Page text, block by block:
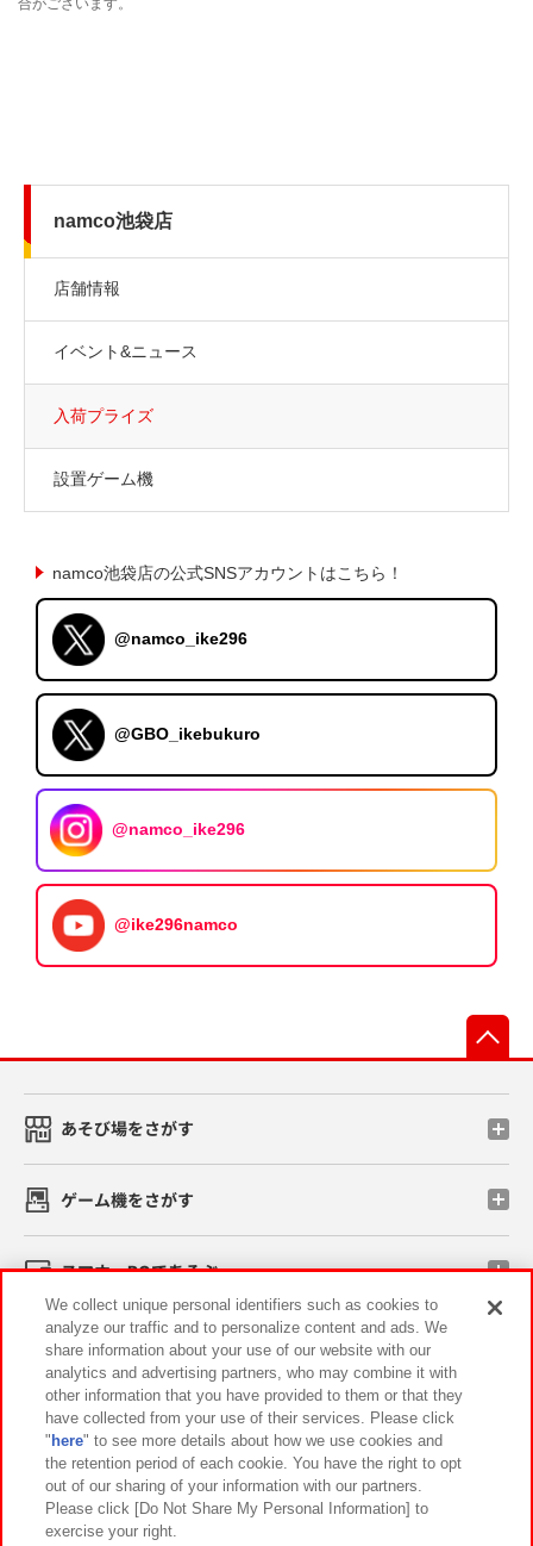
namco池袋店
店舗情報
イベント&ニュース
入荷プライズ
設置ゲーム機
namco池袋店の公式SNSアカウントはこちら！
@namco_ike296
@GBO_ikebukuro
@namco_ike296
@ike296namco
あそび場をさがす
ゲーム機をさがす
スマホ・PCであそぶ
イベント・キャンペーン
関連会社 サステナビリティ サイトポリシー
プライバシーポリシー ウェブアクセシビリティ方針と検証結果
お取引先さまとともに
We collect unique personal identifiers such as cookies to
analyze our traffic and to personalize content and ads. We
share information about your use of our website with our
analytics and advertising partners, who may combine it with
other information that you have provided to them or that they
have collected from your use of their services. Please click
" here" to see more details about how we use cookies and
the retention period of each cookie. You have the right to opt
out of our sharing of your information with our partners.
Please click [Do Not Share My Personal Information] to
exercise your right.